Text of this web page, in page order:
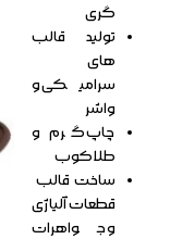
گری
تولید قالب
های
سرامیکی و
واشر
چاپ گرم و
طلاکوب
ساخت قالب
قطعات آلیاژی
و جواهرات